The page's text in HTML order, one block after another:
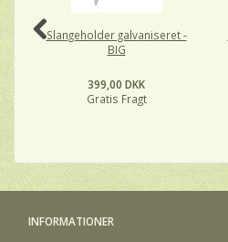
Slangeholder galvaniseret -
BIG
399,00 DKK
Gratis Fragt
INFORMATIONER